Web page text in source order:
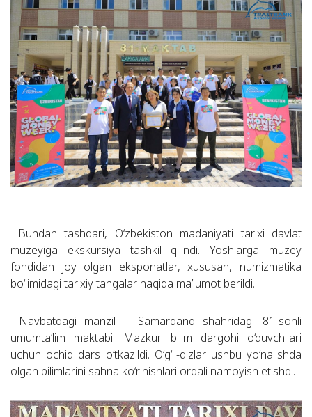
Bundan tashqari, O‘zbekiston madaniyati tarixi davlat
muzeyiga ekskursiya tashkil qilindi. Yoshlarga muzey
fondidan joy olgan eksponatlar, xususan, numizmatika
bo‘limidagi tarixiy tangalar haqida ma’lumot berildi.
Navbatdagi manzil – Samarqand shahridagi 81-sonli
umumta’lim maktabi. Mazkur bilim dargohi o‘quvchilari
uchun ochiq dars o‘tkazildi. O‘g‘il-qizlar ushbu yo‘nalishda
olgan bilimlarini sahna ko‘rinishlari orqali namoyish etishdi.